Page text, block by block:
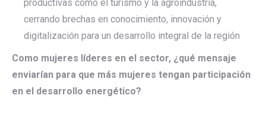
productivas como el turismo y la agroindustria,
cerrando brechas en conocimiento, innovación y
digitalización para un desarrollo integral de la región
Como mujeres líderes en el sector, ¿qué mensaje
enviarían para que más mujeres tengan participación
en el desarrollo energético?